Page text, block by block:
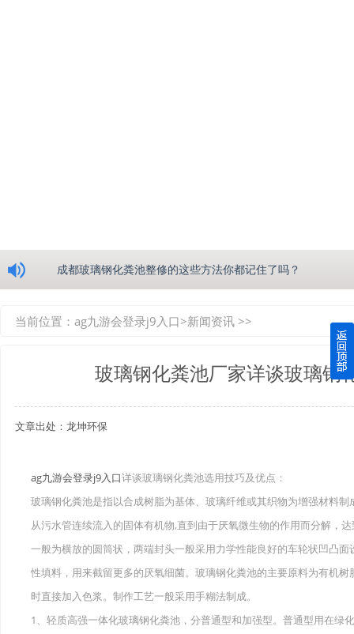
成都玻璃钢化粪池整修的这些方法你都记住了吗？
四川玻璃钢化粪池逐渐取代传统玻璃钢化粪池的这几点原因
关于重庆玻璃钢化粪池的这些基础知识你都记住了吗？
在安装绵阳玻璃钢化粪池时可能遇到这些难题
使用成都玻璃钢化粪池的七大好处你都记住了吗？
当前位置： ag九游会登录j9入口>新闻资讯 >>
玻璃钢化粪池厂家详谈玻璃钢
文章出处：龙坤环保
ag九游会登录j9入口详谈玻璃钢化粪池选用技巧及优点：
玻璃钢化粪池是指以合成树脂为基体、玻璃纤维或其织物为增强材料
从污水管连续流入的固体有机物,直到由于厌氧微生物的作用而分解，
一般为横放的圆筒状，两端封头一般采用力学性能良好的车轮状凹凸
性填料，用来截留更多的厌氧细菌。玻璃钢化粪池的主要原料为有机
时直接加入色浆。制作工艺一般采用手糊法制成。
1、轻质高强一体化玻璃钢化粪池，分普通型和加强型。普通型用在绿